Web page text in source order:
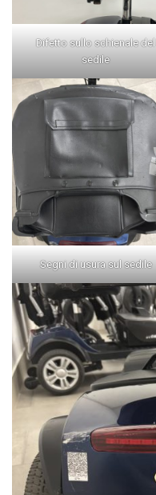
Difetto sullo schienale del
sedile
Segni di usura sul sedile